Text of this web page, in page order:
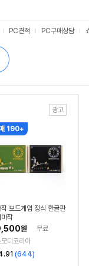
PC견적 PC구매상담
190+
보드게임 정식 한글판
작
원
무료
디코리아
리
(644)